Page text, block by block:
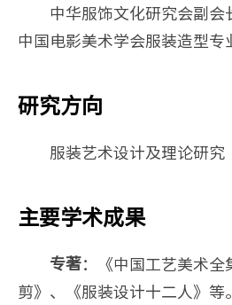
中华服饰文化研究会副
中国电影美术学会服装造型
研究方向
服装艺术设计及理论研究
主要学术成果
专著：《中国工艺美术
剪》、《服装设计十二人》等。